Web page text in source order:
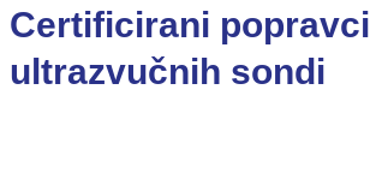
Certificirani popravci
ultrazvučnih sondi